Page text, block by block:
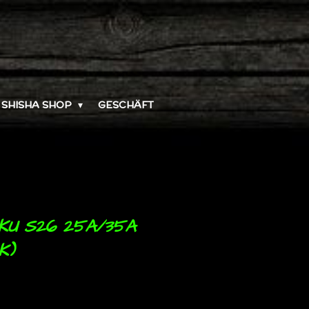
SHISHA SHOP
GESCHÄFT
S26 25A/35A